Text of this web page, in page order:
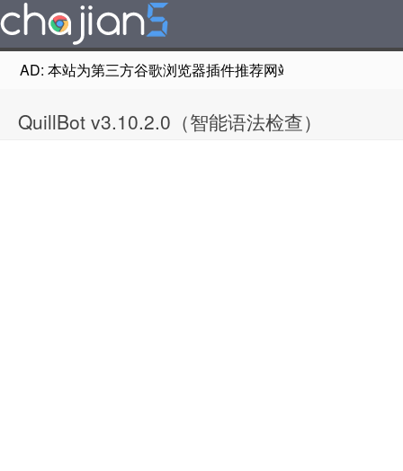
AD: 本站为第三方谷歌浏览器插件推荐网站，非Google
QuillBot v3.10.2.0（智能语法检查）